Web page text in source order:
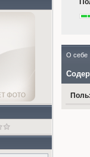
О себе